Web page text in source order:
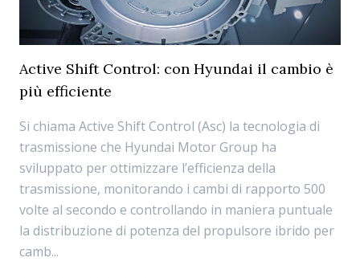
Active Shift Control: con Hyundai il cambio è
più efficiente
Si chiama Active Shift Control (Asc) la tecnologia di
trasmissione che Hyundai Motor Group ha
sviluppato per ottimizzare l’efficienza della
trasmissione, monitorando i cambi di rapporto 500
volte al secondo e controllando in maniera puntuale
la distribuzione di potenza del propulsore ibrido per
camb...